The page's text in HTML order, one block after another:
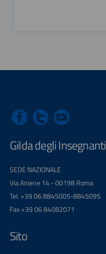
Gilda degli Insegnanti
SEDE NAZIONALE
Via Aniene 14 - 00198 Roma
Tel. +39 06 8845005-8845095
Fax +39 06 84082071
Sito